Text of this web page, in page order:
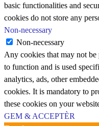
basic functionalities and
cookies do not store any
Non-necessary
Non-necessary
Any cookies that may not
to function and is used
analytics, ads, other
cookies. It is mandatory to
these cookies on your
GEM & ACCEPTÈR